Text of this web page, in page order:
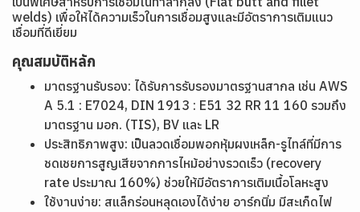
welds) เพื่อให้ได้ความเร็วในการเชื่อมสูงและมีอัตราการเติมแนว
เชื่อมที่ดีเยี่ยม
คุณสมบัติหลัก
มาตรฐานรับรอง: ได้รับการรับรองมาตรฐานสากล เช่น AWS
A 5.1 : E7024, DIN 1913 : E51 32 RR 11 160 รวมถึง
มาตรฐาน มอก. (TIS), BV และ LR
ประสิทธิภาพสูง: เป็นลวดเชื่อมพอกหุ้มผงเหล็ก-รูไทล์ที่มีการ
ชดเชยการสูญเสียจากการไหม้อย่างรวดเร็ว (recovery
rate ประมาณ 160%) ช่วยให้มีอัตราการเติมเนื้อโลหะสูง
ใช้งานง่าย: สแล็กร่อนหลุดเองได้ง่าย อาร์กนิ่ม มีสะเก็ดไฟ